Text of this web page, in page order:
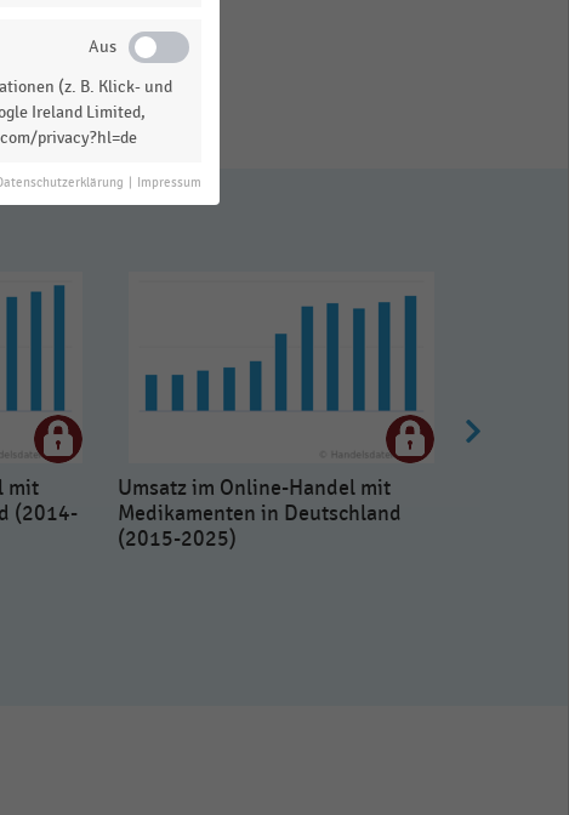
mit
(2014-
Umsatz im Online-Handel mit
Medikamenten in Deutschland
(2015-2025)
(z. B. Klick- und
Ireland Limited,
privacy?hl=de
Impressum